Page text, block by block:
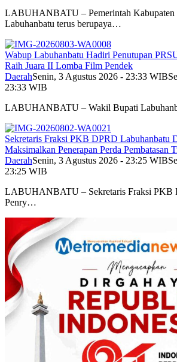
LABUHANBATU – Pemerintah Kabupaten
Labuhanbatu terus berupaya…
Wabup Labuhanbatu Hadiri Penutupan
Raih Juara II Lomba Film Pendek
DaerahSenin, 3 Agustus 2026 - 23:33 WIB
23:33 WIB
LABUHANBATU – Wakil Bupati
Sekretaris Fraksi PKB DPRD Labuhanbatu
Maksimalkan Penerapan Perda Pembatasan
DaerahSenin, 3 Agustus 2026 - 23:25 WIB
23:25 WIB
LABUHANBATU – Sekretaris Fraksi PKB
Penry…